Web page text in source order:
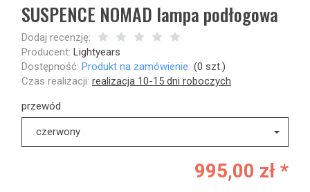
SUSPENCE NOMAD lampa podłogowa
Dodaj recenzję:
Producent: Lightyears
Dostępność: Produkt na zamówienie (0 szt.)
Czas realizacji: realizacja 10-15 dni roboczych
przewód
czerwony
995,00 zł *